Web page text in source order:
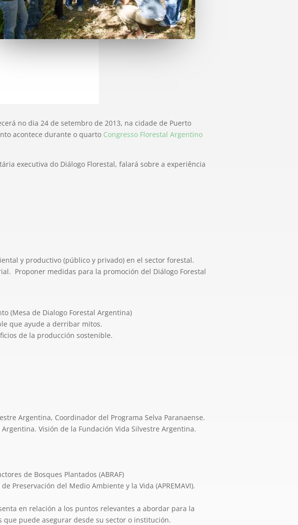
no dia 24 de setembro de 2013, na cidade de Puerto
acontece durante o quarto Congresso Florestal Argentino
executiva do Diálogo Florestal, falará sobre a experiência
y productivo (público y privado) en el sector forestal.
Proponer medidas para la promoción del Diálogo Forestal
(Mesa de Dialogo Forestal Argentina)
que ayude a derribar mitos.
de la producción sostenible.
Argentina, Coordinador del Programa Selva Paranaense.
Visión de la Fundación Vida Silvestre Argentina.
de Bosques Plantados (ABRAF)
Preservación del Medio Ambiente y la Vida (APREMAVI).
en relación a los puntos relevantes a abordar para la
puede asegurar desde su sector o institución.